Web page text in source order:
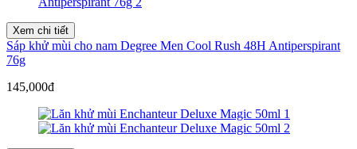
Xem chi tiết
Sáp khử mùi cho nam Degree Men Cool Rush 48H Antiperspirant
76g
145,000đ